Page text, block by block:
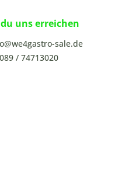
uns erreichen
sale.de
/ 74713020